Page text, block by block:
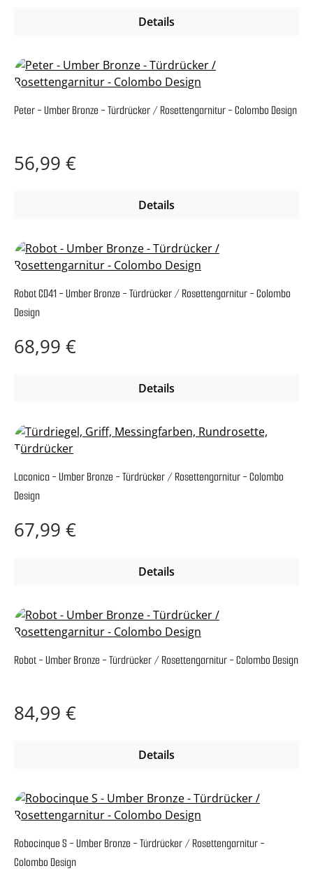
Details
Peter - Umber Bronze - Türdrücker / Rosettengarnitur - Colombo Design
Regulärer Preis:
56,99 €
Details
Robot CD41 - Umber Bronze - Türdrücker / Rosettengarnitur - Colombo
Design
Regulärer Preis:
68,99 €
Details
Laconica - Umber Bronze - Türdrücker / Rosettengarnitur - Colombo
Design
Regulärer Preis:
67,99 €
Details
Robot - Umber Bronze - Türdrücker / Rosettengarnitur - Colombo Design
Regulärer Preis:
84,99 €
Details
Robocinque S - Umber Bronze - Türdrücker / Rosettengarnitur -
Colombo Design